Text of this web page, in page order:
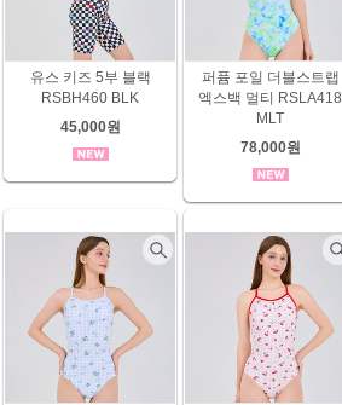
유스 키즈 5부 블랙
RSBH460 BLK
45,000원
퍼퓸 포일 더블스트랩
엑스백 멀티 RSLA418
MLT
78,000원